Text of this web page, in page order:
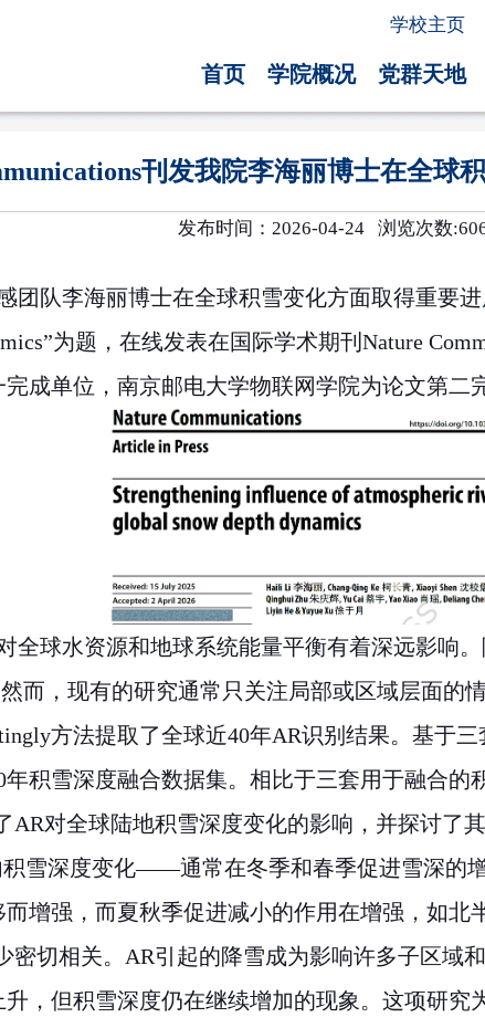
学校主页
首页 学院概况 党群天地
刊发我院李海丽博士在全球
发布时间：2026-04-24 浏览次数:
队李海丽博士在全球积雪变化方面取得重要进
为题，在线发表在国际学术期刊 Nature
成单位，南京邮电大学物联网学院为论文第二
全球水资源和地球系统能量平衡有着深远影响
而，现有的研究通常只关注局部或区域层面的
方法提取了全球近40年AR识别结果。基于
年积雪深度融合数据集。相比于三套用于融合
AR对全球陆地积雪深度变化的影响，并探讨了
雪深度变化——通常在冬季和春季促进雪深的
增强，而夏秋季促进减小的作用在增强，如北
密切相关。 AR引起的降雪成为影响许多子区域
，但积雪深度仍在继续增加的现象。这项研究